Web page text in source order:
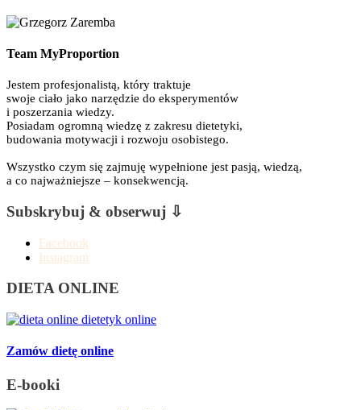
Team MyProportion
Jestem profesjonalistą, który traktuje
swoje ciało jako narzędzie do eksperymentów
i poszerzania wiedzy.
Posiadam ogromną wiedzę z zakresu dietetyki,
budowania motywacji i rozwoju osobistego.
Wszystko czym się zajmuję wypełnione jest pasją, wiedzą,
a co najważniejsze – konsekwencją.
Subskrybuj & obserwuj ⇩
Facebook
Instagram
DIETA ONLINE
Zamów dietę online
E-booki